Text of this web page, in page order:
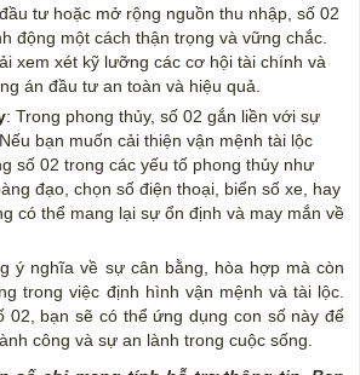
tư hoặc mở rộng nguồn thu nhập, số 02
động một cách thận trọng và vững chắc.
xem xét kỹ lưỡng các cơ hội tài chính và
án đầu tư an toàn và hiệu quả.
: Trong phong thủy, số 02 gắn liền với sự
bạn muốn cải thiện vận mệnh tài lộc
số 02 trong các yếu tố phong thủy như
đạo, chọn số điện thoại, biển số xe, hay
có thể mang lại sự ổn định và may mắn về
ý nghĩa về sự cân bằng, hòa hợp mà còn
trong việc định hình vận mệnh và tài lộc.
02, bạn sẽ có thể ứng dụng con số này để
công và sự an lành trong cuộc sống.